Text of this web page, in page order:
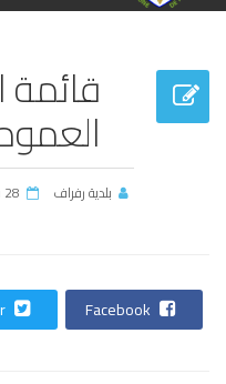
بلدية رفراف 28 فيفري 2023